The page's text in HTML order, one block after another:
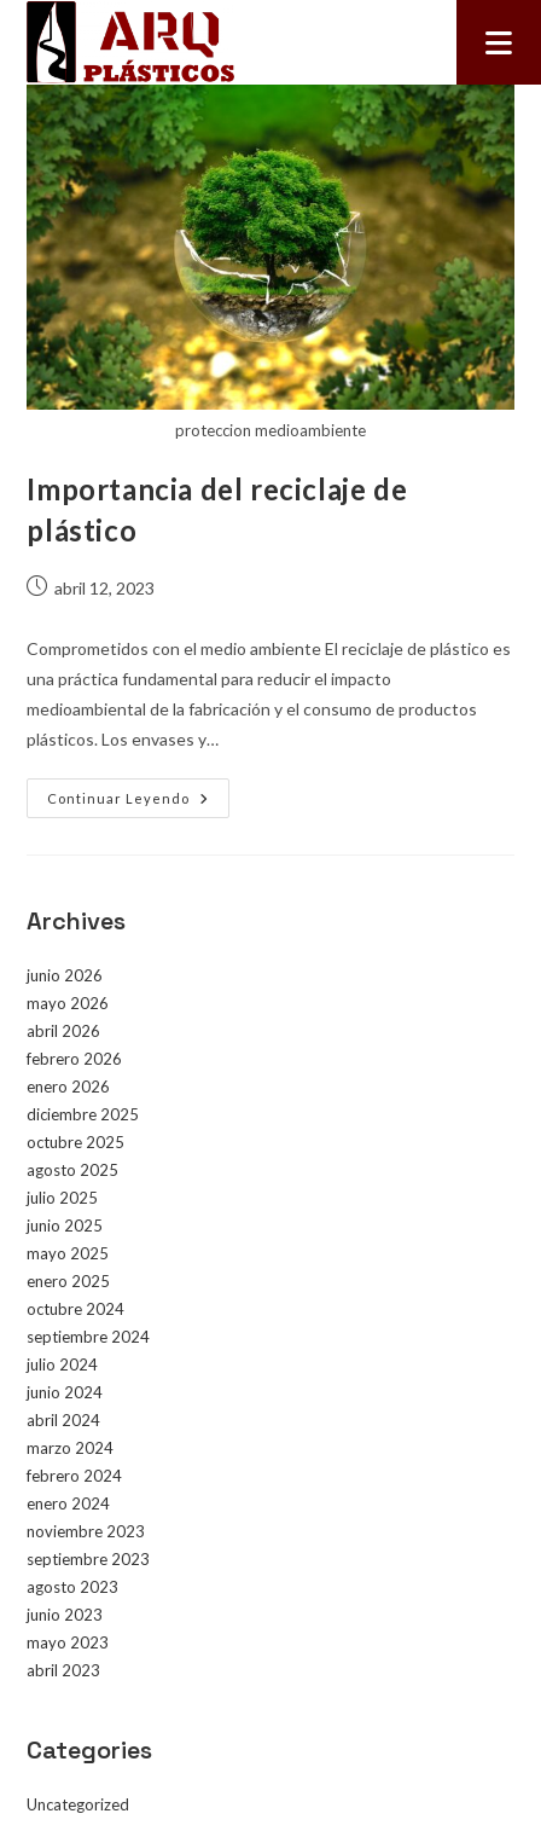
proteccion medioambiente
Importancia del reciclaje de
plástico
abril 12, 2023
Comprometidos con el medio ambiente El reciclaje de plástico es
una práctica fundamental para reducir el impacto
medioambiental de la fabricación y el consumo de productos
plásticos. Los envases y…
Continuar Leyendo
Archives
junio 2026
mayo 2026
abril 2026
febrero 2026
enero 2026
diciembre 2025
octubre 2025
agosto 2025
julio 2025
junio 2025
mayo 2025
enero 2025
octubre 2024
septiembre 2024
julio 2024
junio 2024
abril 2024
marzo 2024
febrero 2024
enero 2024
noviembre 2023
septiembre 2023
agosto 2023
junio 2023
mayo 2023
abril 2023
Categories
Uncategorized